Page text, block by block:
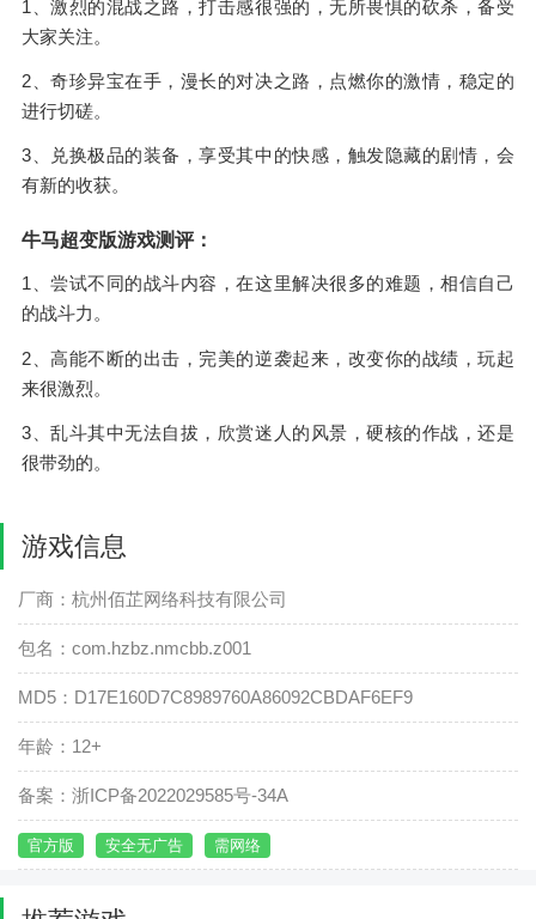
1、激烈的混战之路，打击感很强的，无所畏惧的砍杀，备受
大家关注。
2、奇珍异宝在手，漫长的对决之路，点燃你的激情，稳定的
进行切磋。
3、兑换极品的装备，享受其中的快感，触发隐藏的剧情，会
有新的收获。
牛马超变版游戏测评：
1、尝试不同的战斗内容，在这里解决很多的难题，相信自己
的战斗力。
2、高能不断的出击，完美的逆袭起来，改变你的战绩，玩起
来很激烈。
3、乱斗其中无法自拔，欣赏迷人的风景，硬核的作战，还是
很带劲的。
游戏信息
厂商：杭州佰芷网络科技有限公司
包名：com.hzbz.nmcbb.z001
MD5：D17E160D7C8989760A86092CBDAF6EF9
年龄：12+
备案：浙ICP备2022029585号-34A
官方版 安全无广告 需网络